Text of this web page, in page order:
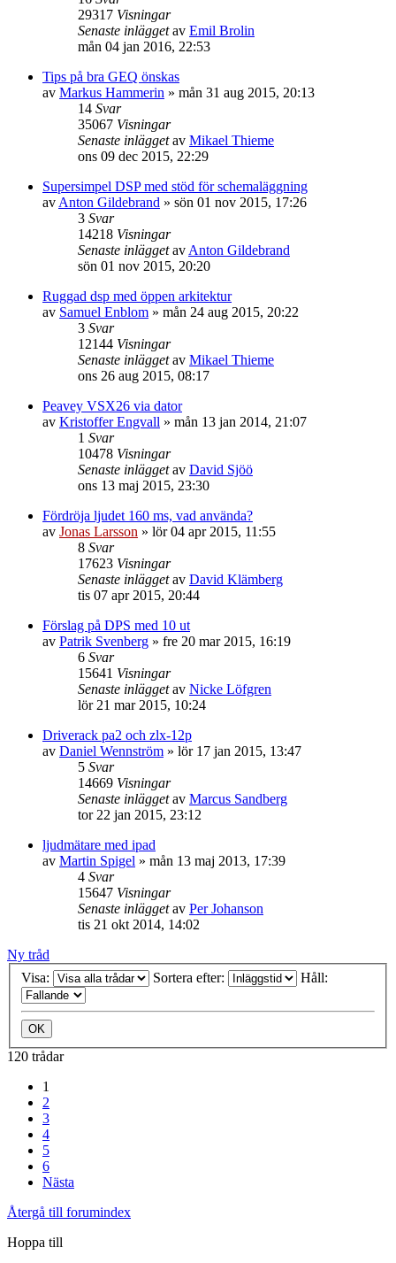
29317 Visningar
Senaste inläggetav Emil Brolin
mån 04 jan 2016, 22:53
Tips på bra GEQ önskas
av Markus Hammerin » mån 31 aug 2015, 20:13
14 Svar
35067 Visningar
Senaste inläggetav Mikael Thieme
ons 09 dec 2015, 22:29
Supersimpel DSP med stöd för schemaläggning
av Anton Gildebrand » sön 01 nov 2015, 17:26
3 Svar
14218 Visningar
Senaste inläggetav Anton Gildebrand
sön 01 nov 2015, 20:20
Ruggad dsp med öppen arkitektur
av Samuel Enblom » mån 24 aug 2015, 20:22
3 Svar
12144 Visningar
Senaste inläggetav Mikael Thieme
ons 26 aug 2015, 08:17
Peavey VSX26 via dator
av Kristoffer Engvall » mån 13 jan 2014, 21:07
1 Svar
10478 Visningar
Senaste inläggetav David Sjöö
ons 13 maj 2015, 23:30
Fördröja ljudet 160 ms, vad använda?
av Jonas Larsson » lör 04 apr 2015, 11:55
8 Svar
17623 Visningar
Senaste inläggetav David Klämberg
tis 07 apr 2015, 20:44
Förslag på DPS med 10 ut
av Patrik Svenberg » fre 20 mar 2015, 16:19
6 Svar
15641 Visningar
Senaste inläggetav Nicke Löfgren
lör 21 mar 2015, 10:24
Driverack pa2 och zlx-12p
av Daniel Wennström » lör 17 jan 2015, 13:47
5 Svar
14669 Visningar
Senaste inläggetav Marcus Sandberg
tor 22 jan 2015, 23:12
ljudmätare med ipad
av Martin Spigel » mån 13 maj 2013, 17:39
4 Svar
15647 Visningar
Senaste inläggetav Per Johanson
tis 21 okt 2014, 14:02
Ny tråd
Visa:
Sortera efter: Håll:
120 trådar
1
2
3
4
5
6
Nästa
Återgå till forumindex
Hoppa till